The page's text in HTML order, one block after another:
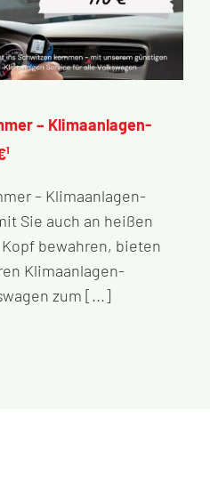
– Klimaanlagen-
– Klimaanlagen-
Sie auch an heißen
bewahren, bieten
Klimaanlagen-
zum [...]